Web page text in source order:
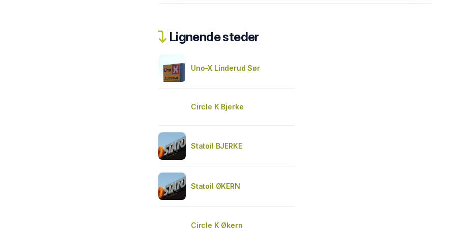
Lignende steder
Uno-X Linderud Sør
Circle K Bjerke
Statoil BJERKE
Statoil ØKERN
Circle K Økern